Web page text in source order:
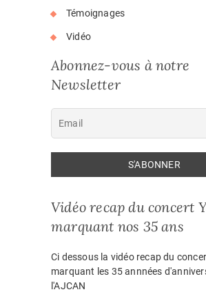
Témoignages
Vidéo
Abonnez-vous à notre
Newsletter
Vidéo recap du concert
marquant nos 35 ans
Ci dessous la vidéo recap du
marquant les 35 annnées
l'AJCAN